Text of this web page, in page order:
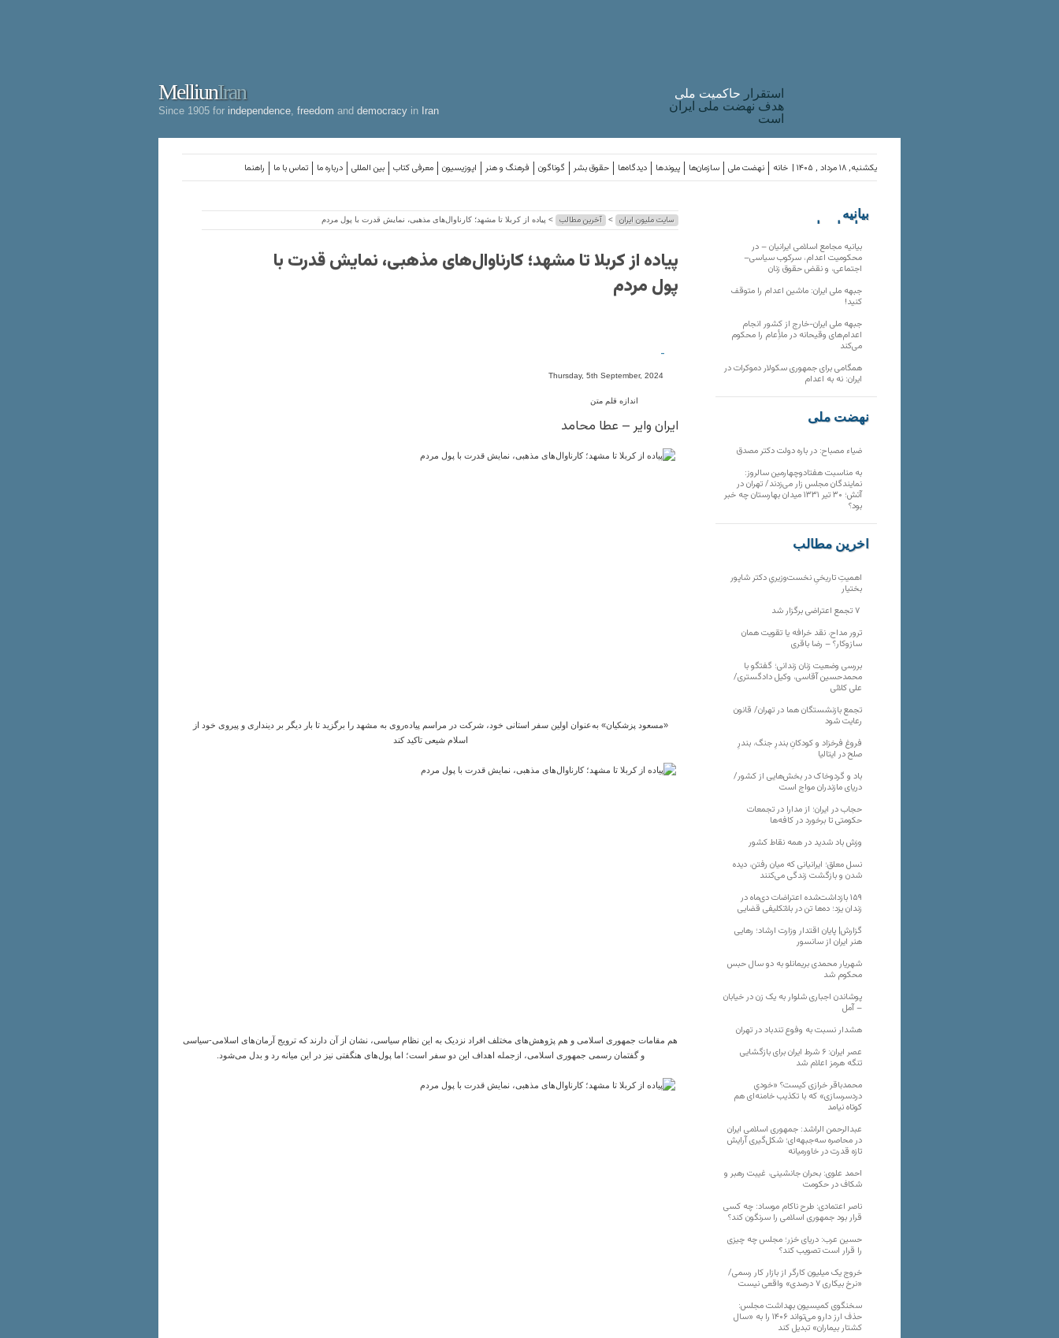
MelliunIran
Since 1905 for independence freedom and democracy in Iran
استقرار حاکميت ملی
هدف نهضت ملی ایران
است
راهنما تماس با ما درباره ما بین المللی معرفی کتاب اپوزیسیون فرهنگ و هنر گوناگون حقوق بشر دیدگاه‌ها پیوندها سازمان‌ها نهضت ملی خانه یکشنبه, ۱۸ مرداد , ۱۴۰۵ |
سایت ملیون ایران > آخرین مطالب > پیاده از کربلا تا مشهد؛ کارناوال‌های مذهبی، نمایش قدرت با پول مردم
پیاده از کربلا تا مشهد؛ کارناوال‌های مذهبی، نمایش قدرت با
پول مردم
-
Thursday, 5th September, 2024
اندازه قلم متن
ایران وایر – عطا محامد
«مسعود پزشکیان» به‌عنوان اولین سفر استانی خود، شرکت در مراسم پیاده‌روی به مشهد را برگزید تا بار دیگر بر دینداری و پیروی خود از
اسلام شیعی تاکید کند
هم مقامات جمهوری اسلامی و هم پژوهش‌های مختلف افراد نزدیک به این نظام سیاسی، نشان از آن دارند که ترویج آرمان‌های اسلامی-سیاسی
و گفتمان رسمی جمهوری اسلامی، از‌جمله اهداف این دو سفر است؛ اما پول‌های هنگفتی نیز در این میانه رد و بدل می‌شود.
بیانیه
سازمان‌های
بیانیه مجامع اسلامی ایرانیان – در
محکومیت اعدام، سرکوب سیاسی–
اجتماعی، و نقض حقوق زنان
جبهه ملی ایران: ماشین اعدام را متوقف
کنید!
جبهه ملی ایران-خارج از کشور انجام
اعدام‌های وقیحانه در ملأِعام را محکوم
می‌کند
همگامی برای جمهوری سکولار دموکرات در
ایران: نه به اعدام
نهضت ملی
ضیاء مصباح: در باره دولت دکتر مصدق
به مناسبت هفتادوچهارمین سالروز:
نمایندگان مجلس زار می‌زدند/ تهران در
آتش؛ ۳۰ تیر ۱۳۳۱ میدان بهارستان چه خبر
بود؟
آخرین مطالب
اهمیتِ تاریخیِ نخست‌وزیریِ دکتر شاپور
بختیار
ترور مداح، نقد خرافه یا تقویت همان
سازوکار؟ – رضا باقری
بررسی وضعیت زنان زندانی؛ گفتگو با
محمدحسین آقاسی، وکیل دادگستری/
علی کلائی
تجمع بازنشستگان هما در تهران/ قانون
رعایت شود
فروغ فرخزاد و کودکانِ بندرِ جنگ، بندرِ
صلح در ایتالیا
باد و گردوخاک در بخش‌هایی از کشور/
دریای مازندران مواج است
حجاب در ایران؛ از مدارا در تجمعات
حکومتی تا برخورد در کافه‌ها
وزش باد شدید در همه نقاط کشور
نسل معلق؛ ایرانیانی که میان رفتن، دیده
شدن و بازگشت زندگی می‌کنند
۱۵۹ بازداشت‌شده اعتراضات دی‌ماه در
زندان یزد؛ ده‌ها تن در بلاتکلیفی قضایی
گزارش| پایان اقتدار وزارت ارشاد؛ رهایی
هنر ایران از سانسور
شهریار محمدی بریمانلو به دو سال حبس
محکوم شد
پوشاندن اجباری شلوار به یک زن در خیابان
– آمل
هشدار نسبت به وفوع تندباد در تهران
عصر ایران: ۶ شرط ایران برای بازگشایی
تنگه هرمز اعلام شد
محمدباقر خرازی کیست؟ «خودیِ
دردسرسازی» که با تکذیب خامنه‌ای هم
کوتاه نیامد
عبدالرحمن الراشد: جمهوری اسلامی ایران
در محاصره سه‌جبهه‌ای؛ شکل‌گیری آرایش
تازه قدرت در خاورمیانه
احمد علوی: بحران جانشینی، غیبت رهبر و
شکاف در حکومت
ناصر اعتمادی: طرح ناکام موساد: چه کسی
قرار بود جمهوری اسلامی را سرنگون کند؟
حسین عرب: دریای خزر؛ مجلس چه چیزی
را قرار است تصویب کند؟
خروج یک میلیون کارگر از بازار کار رسمی/
«نرخ بیکاری ۷ درصدی» واقعی نیست
سخنگوی کمیسیون بهداشت مجلس:
حذف ارز دارو می‌تواند ۱۴۰۶ را به «سال
کشتار بیماران» تبدیل کند